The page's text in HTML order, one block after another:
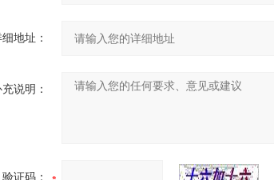
地址：
说明：
验证码：